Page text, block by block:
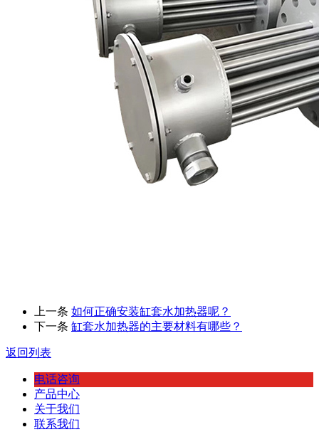
上一条 如何正确安装缸套水加热器呢？
下一条 缸套水加热器的主要材料有哪些？
返回列表
电话咨询
产品中心
关于我们
联系我们